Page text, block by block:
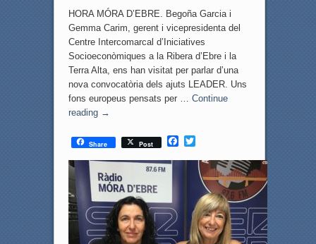
HORA MÓRA D’EBRE. Begoña Garcia i
Gemma Carim, gerent i vicepresidenta del
Centre Intercomarcal d’Iniciatives
Socioeconòmiques a la Ribera d’Ebre i la
Terra Alta, ens han visitat per parlar d’una
nova convocatòria dels ajuts LEADER. Uns
fons europeus pensats per … Continue
reading →
Share Post
F
c
T
i
e
r